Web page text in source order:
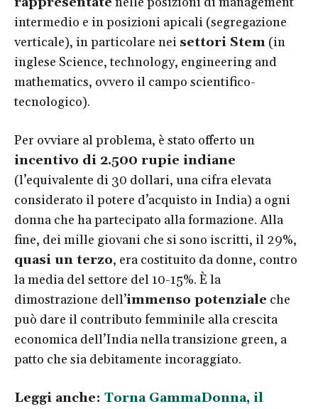
intermedio e in posizioni apicali (segregazione
verticale), in particolare nei settori Stem (in
inglese Science, technology, engineering and
mathematics, ovvero il campo scientifico-
tecnologico).
Per ovviare al problema, è stato offerto un
incentivo di 2.500 rupie indiane
(l’equivalente di 30 dollari, una cifra elevata
considerato il potere d’acquisto in India) a ogni
donna che ha partecipato alla formazione. Alla
fine, dei mille giovani che si sono iscritti, il 29%,
quasi un terzo, era costituito da donne, contro
la media del settore del 10-15%. È la
dimostrazione dell’immenso potenziale che
può dare il contributo femminile alla crescita
economica dell’India nella transizione green, a
patto che sia debitamente incoraggiato.
Leggi anche: Torna GammaDonna, il